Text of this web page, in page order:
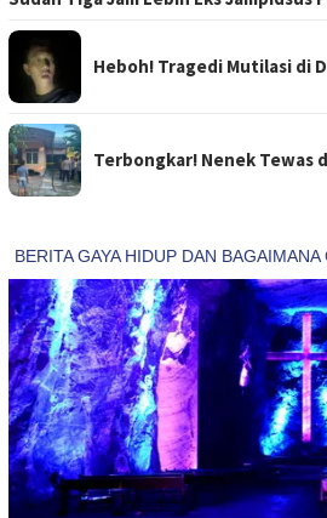
Heboh! Tragedi Mutilasi di
Terbongkar! Nenek Tewas